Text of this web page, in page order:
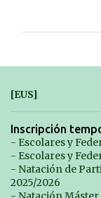
n
r
i
o
s
[EUS]
Inscripción
- Escolares y
- Escolares y
- Natación de
2025/2026